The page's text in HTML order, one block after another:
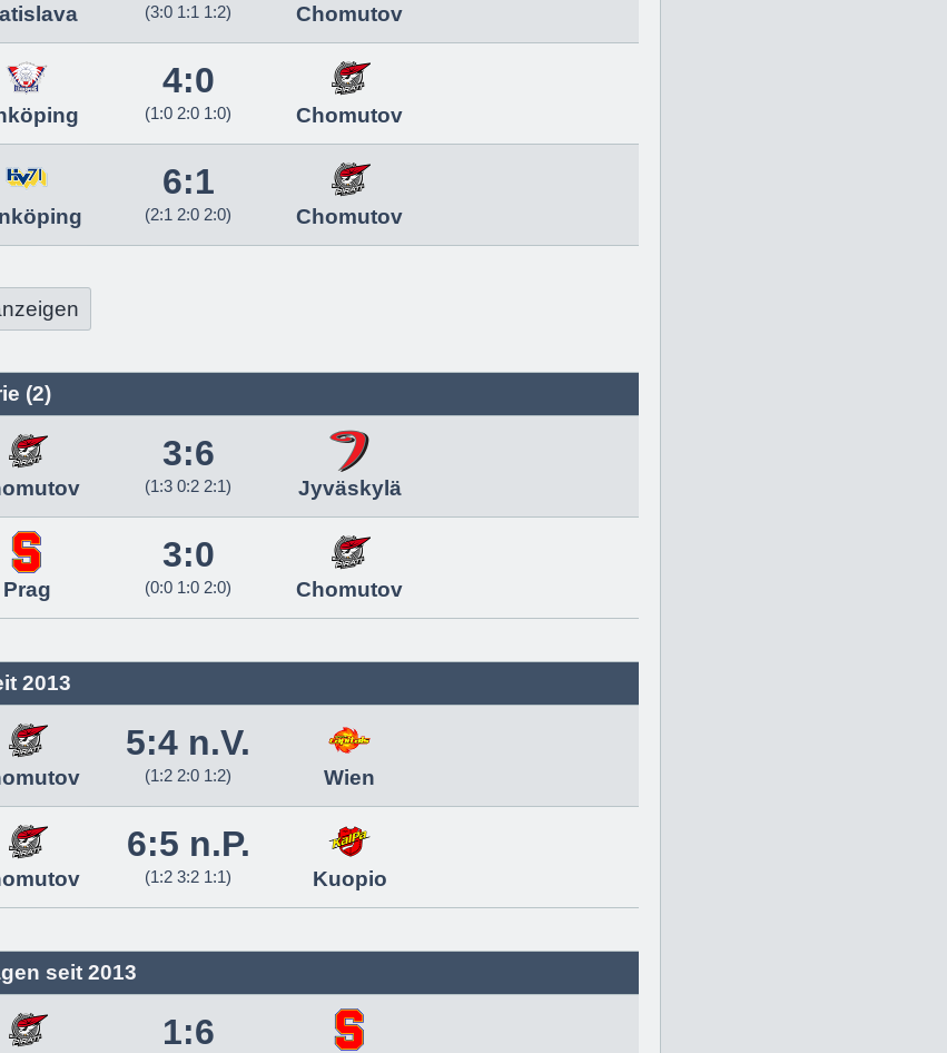
(3:0 1:1 1:2) Chomutov
4:0
(1:0 2:0 1:0) Chomutov
6:1
(2:1 2:0 2:0) Chomutov
(2)
3:6
(1:3 0:2 2:1) Jyväskylä
Prag
3:0
(0:0 1:0 2:0) Chomutov
2013
5:4 n.V.
(1:2 2:0 1:2) Wien
6:5 n.P.
(1:2 3:2 1:1) Kuopio
seit 2013
1:6